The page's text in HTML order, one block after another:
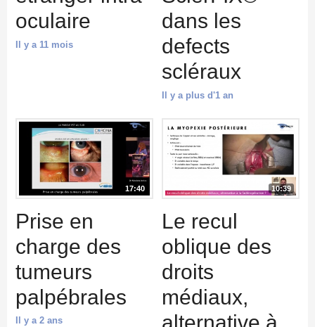
oculaire
Il y a 11 mois
dans les
defects
scléraux
Il y a plus d'1 an
17:40
Prise en
charge des
tumeurs
palpébrales
Il y a 2 ans
10:39
Le recul
oblique des
droits
médiaux,
alternative à